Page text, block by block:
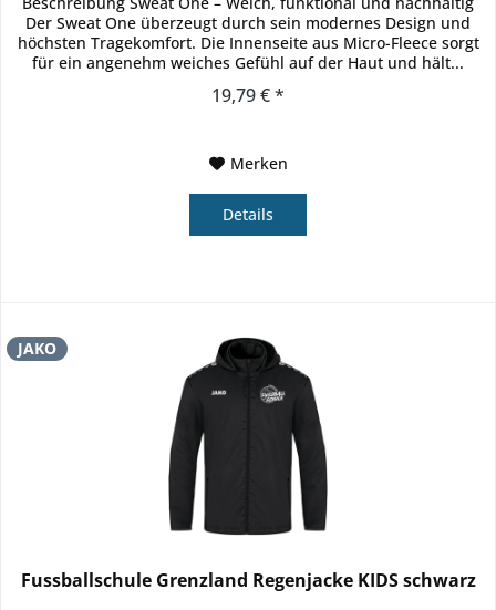
Der Sweat One überzeugt durch sein modernes Design und
höchsten Tragekomfort. Die Innenseite aus Micro-Fleece sorgt
für ein angenehm weiches Gefühl auf der Haut und hält...
19,79 € *
Merken
Details
JAKO
Fussballschule Grenzland Regenjacke KIDS schwarz